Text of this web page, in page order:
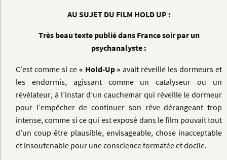
AU SUJET DU FILM HOLD UP :
Très beau texte publié dans France soir par un
psychanalyste :
C’est comme si ce « Hold-Up » avait réveillé les dormeurs et
les endormis, agissant comme un catalyseur ou un
révélateur, à l’instar d’un cauchemar qui réveille le dormeur
pour l’empêcher de continuer son rêve dérangeant trop
intense, comme si ce qui est exposé dans le film pouvait tout
d’un coup être plausible, envisageable, chose inacceptable
et insoutenable pour une conscience formatée et docile.